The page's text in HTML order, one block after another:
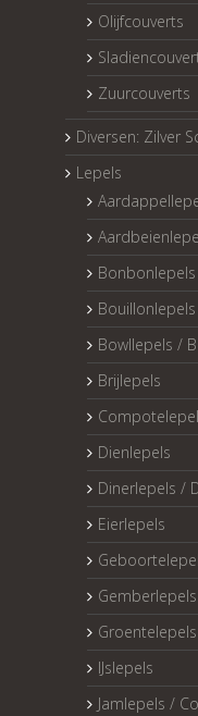
Olijfcouverts
Zuurcouverts
Diversen: Zilver
Lepels
Bonbonlepels
Bouillonlepels
Bowllepels /
Brijlepels
Dienlepels
Dinerlepels /
Eierlepels
Gemberlepels
Groentelepels
IJslepels
Jamlepels /